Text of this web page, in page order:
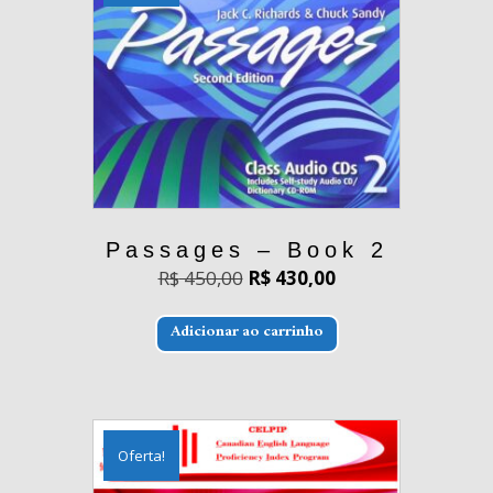
Passages – Book 2
R$450,00 O
preço
original
era:
R$ 450,00.
R$430,00O
atual
é:
R$ 430,00.
Adicionar ao carrinho
Oferta!